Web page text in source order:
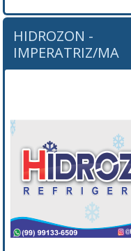
HIDROZON -
IMPERATRIZ/MA